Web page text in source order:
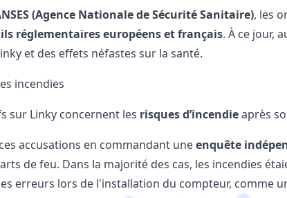
(Agence Nationale de Sécurité Sanitaire), les
réglementaires européens et français. À ce jour,
et des effets néfastes sur la santé.
incendies
sur Linky concernent les risques d’incendieaprès
accusations en commandant uneenquête
de feu. Dans la majorité des cas, les incendies
erreurs lors de l'installation du compteur, comme